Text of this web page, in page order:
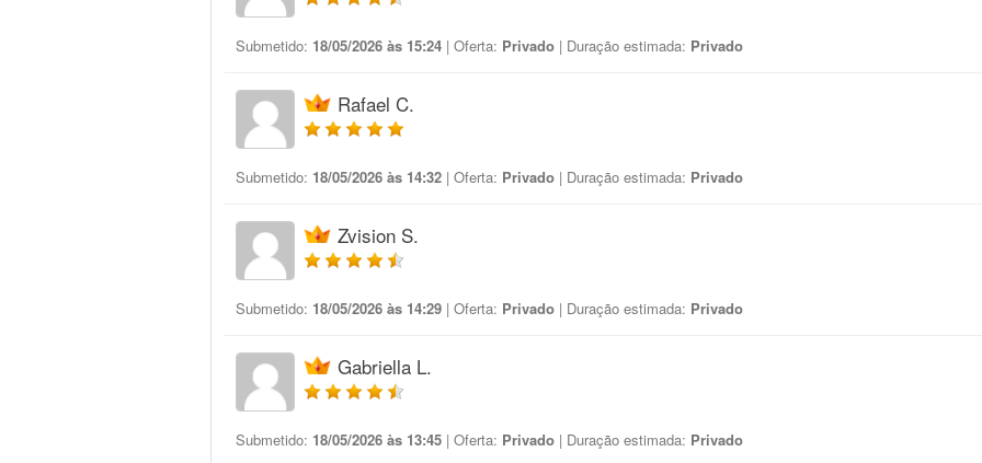
Submetido: 18/05/2026 às 15:24 | Oferta: Privado | Duração estimada: Privado
Rafael C.
Submetido: 18/05/2026 às 14:32 | Oferta: Privado | Duração estimada: Privado
Zvision S.
Submetido: 18/05/2026 às 14:29 | Oferta: Privado | Duração estimada: Privado
Gabriella L.
Submetido: 18/05/2026 às 13:45 | Oferta: Privado | Duração estimada: Privado